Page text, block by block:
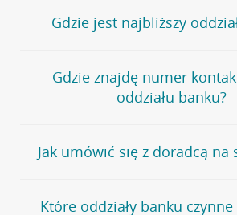
Gdzie jest najbliższy
Jeśli szukasz oddziału naszego banku,
stronęPlacówki i bankomaty, na której
wygodna wyszukiwarka.
oddziałów
Gdzie znajdę numer
oddziału banku?
Bank Credit Agricole nie udostępnia
telefonu do placówki bankowej.
umówienia się z doradcą w placówce
Jak umówić się z doradcą na
Jeśli jesteś już naszym
Które oddziały banku czynne